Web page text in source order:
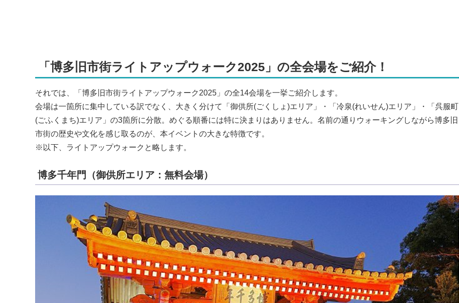
「博多旧市街ライトアップウォーク2025」の全会場をご紹介！
それでは、「博多旧市街ライトアップウォーク2025」の全14会場を一挙ご紹介します。
会場は一箇所に集中している訳でなく、大きく分けて「御供所(ごくしょ)エリア」・「冷泉(れいせん)エリア」・「呉服町
(ごふくまち)エリア」の3箇所に分散。めぐる順番には特に決まりはありません。名前の通りウォーキングしながら博多旧
市街の歴史や文化を感じ取るのが、本イベントの大きな特徴です。
※以下、ライトアップウォークと略します。
博多千年門（御供所エリア：無料会場）